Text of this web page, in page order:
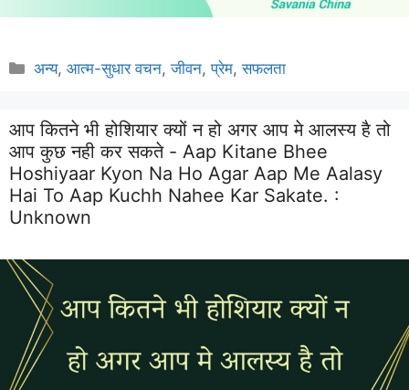
Categories
अन्य,आत्म-सुधार वचन,जीवन,प्रेम,सफलता
आप कितने भी होशियार क्यों न हो अगर आप मे आलस्य है तो
आप कुछ नही कर सकते - Aap Kitane Bhee
Hoshiyaar Kyon Na Ho Agar Aap Me Aalasy
Hai To Aap Kuchh Nahee Kar Sakate. :
Unknown